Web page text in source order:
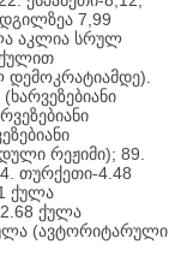
7,99
აკლია სრულ
დემოკრატიამდე).
რეჟიმი); 89.
თურქეთი-4.48
ქულა
ქულა
(ავტორიტარული